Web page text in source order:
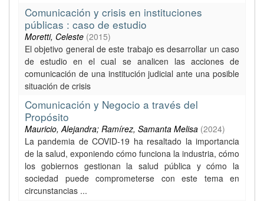
Comunicación y crisis en instituciones
públicas : caso de estudio
Moretti, Celeste (2015)
El objetivo general de este trabajo es desarrollar un caso
de estudio en el cual se analicen las acciones de
comunicación de una institución judicial ante una posible
situación de crisis
Comunicación y Negocio a través del
Propósito
Mauricio, Alejandra; Ramírez, Samanta Melisa (2024)
La pandemia de COVID-19 ha resaltado la importancia
de la salud, exponiendo cómo funciona la industria, cómo
los gobiernos gestionan la salud pública y cómo la
sociedad puede comprometerse con este tema en
circunstancias ...